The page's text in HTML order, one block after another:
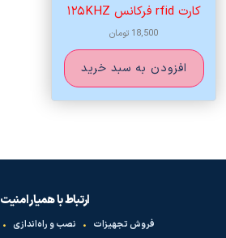
کارت rfid فرکانس ۱۲۵KHZ
18,500 تومان
افزودن به سبد خرید
ارتباط با همیار امنیت
فروش تجهیزات • نصب و راه‌اندازی •